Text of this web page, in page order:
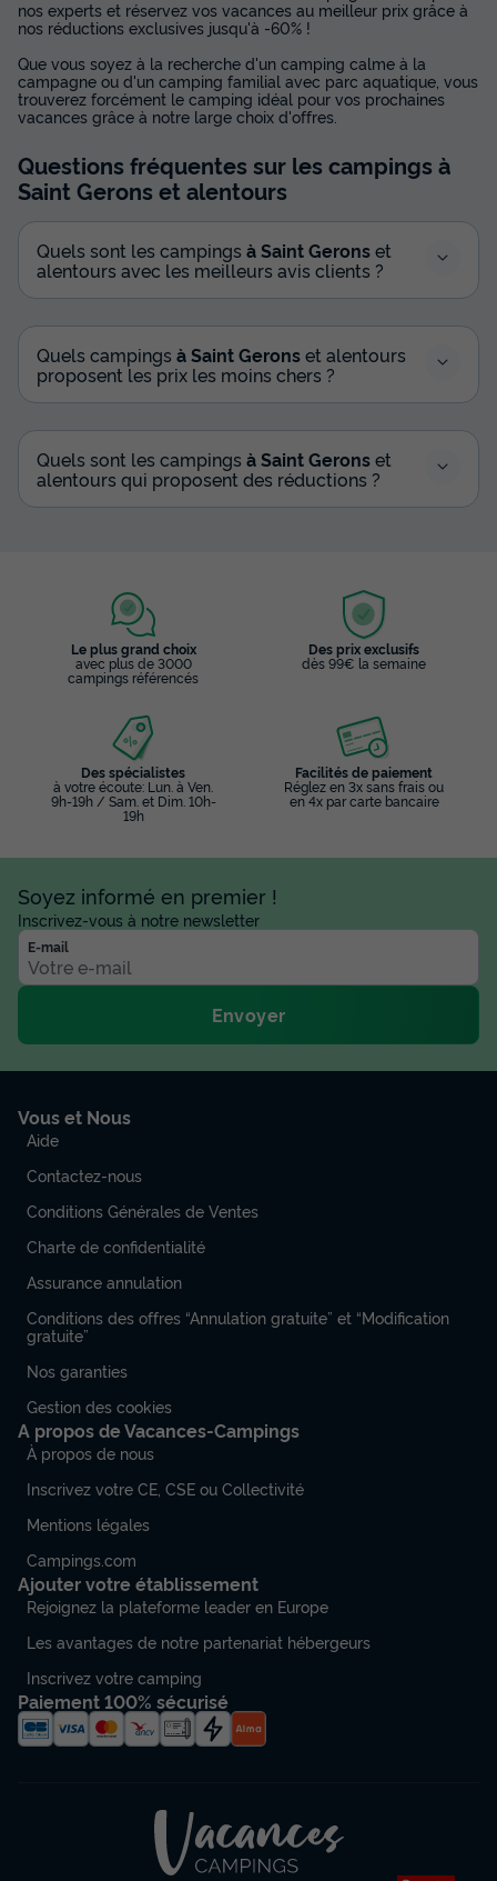
nos experts et réservez vos vacances au meilleur prix grâce à
nos réductions exclusives jusqu'à -60% !
Que vous soyez à la recherche d'un camping calme à la
campagne ou d'un camping familial avec parc aquatique, vous
trouverez forcément le camping idéal pour vos prochaines
vacances grâce à notre large choix d'offres.
Questions fréquentes sur les campings à
Saint Gerons et alentours
Quels sont les campings à Saint Geronset
alentours avec les meilleurs avis clients ?
Quels campings à Saint Geronset alentours
proposent les prix les moins chers ?
Quels sont les campings à Saint Geronset
alentours qui proposent des réductions ?
Le plus grand choix
avec plus de 3000
campings référencés
Des prix exclusifs
dès 99€ la semaine
Des spécialistes
à votre écoute: Lun. à Ven.
9h-19h / Sam. et Dim. 10h-
19h
Facilités de paiement
Réglez en 3x sans frais ou
en 4x par carte bancaire
Soyez informé en premier !
Inscrivez-vous à notre newsletter
E-mail
Envoyer
Vous et Nous
Aide
Contactez-nous
Conditions Générales de Ventes
Charte de confidentialité
Assurance annulation
Conditions des offres “Annulation gratuite” et “Modification
gratuite”
Nos garanties
Gestion des cookies
A propos de Vacances-Campings
À propos de nous
Inscrivez votre CE, CSE ou Collectivité
Mentions légales
Campings.com
Ajouter votre établissement
Rejoignez la plateforme leader en Europe
Les avantages de notre partenariat hébergeurs
Inscrivez votre camping
Paiement 100% sécurisé